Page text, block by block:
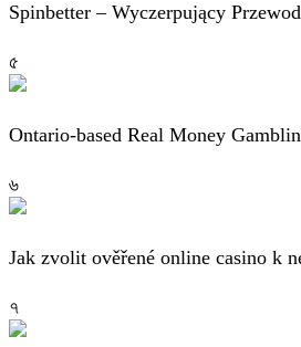
Spinbetter – Wyczerpujący
৫
Ontario-based Real Money
৬
Jak zvolit ověřené online casino k
৭